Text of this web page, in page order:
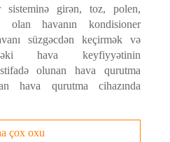
sisteminə girən, toz, polen,
olan havanın kondisioner
süzgəcdən keçirmək və
hava keyfiyyətinin
istifadə olunan hava qurutma
hava qurutma cihazında
çox oxu